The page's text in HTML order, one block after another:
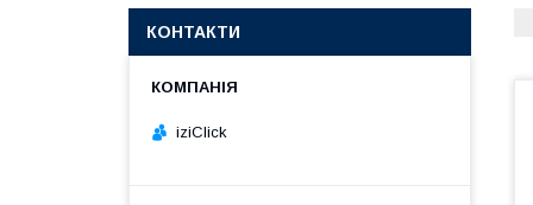
КОНТАКТИ
iziClick